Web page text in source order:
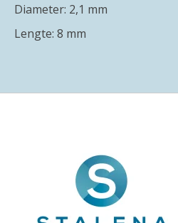
Diameter: 2,1 mm
Lengte: 8 mm